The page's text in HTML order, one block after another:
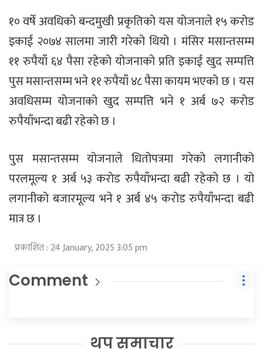
१० वर्षे अवधिको बन्दमुखी प्रकृतिको यस योजनाले १५ करोड
इकाई २०७४ सालमा जारी गरेको थियो । मंसिर मसान्तसम्म
११ रुपैयाँ ६४ पैसा रहेको योजनाको प्रति इकाई खुद सम्पत्ति
पुस मसान्तसम्म भने ११ रुपैयाँ ४८ पैसा कायम भएको छ । यस
अवधिसम्म योजनाको खुद सम्पत्ति भने १ अर्ब ७२ करोड
रुपैयाँभन्दा बढी रहेको छ ।
पुस मसान्तसम्म योजनाले धितोपत्रमा गरेको लगानीको
परलमूल्य १ अर्ब ५३ करोड रुपैयाँभन्दा बढी रहेको छ । यो
लगानीको बजारमूल्य भने १ अर्ब ४५ करोड रुपैयाँभन्दा बढी
मात्र छ ।
प्रकाशित : 24 January, 2025 3:05 pm
Comment
थप समाचार